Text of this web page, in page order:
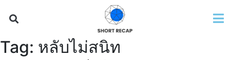
Tag: หลับไม่สนิท